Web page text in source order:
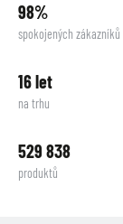
98%
spokojených zákazníků
16 let
na trhu
529 838
produktů